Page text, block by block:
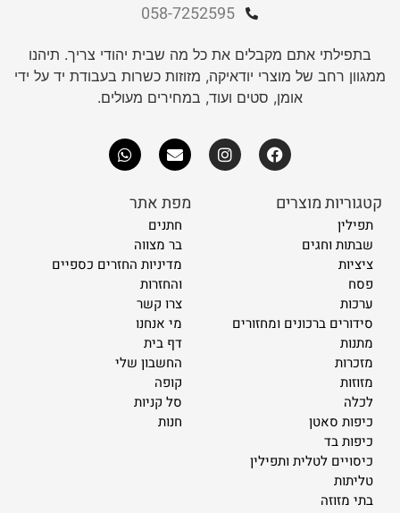
058-7252595
בתפילתי אתם מקבלים את כל מה שבית יהודי צריך. תיהנו
ממגוון רחב של מוצרי יודאיקה, מזוזות כשרות בעבודת יד על ידי
אומן, סטים ועוד, במחירים מעולים.
קטגוריות מוצרים
תפילין
שבתות וחגים
ציציות
פסח
ערכות
סידורים ברכונים ומחזורים
מתנות
מזכרות
מזוזות
לכלה
כיפות סאטן
כיפות בד
כיסויים לטלית ותפילין
טליתות
בתי מזוזה
מפת אתר
חתנים
בר מצווה
מדיניות החזרים כספיים
והחזרות
צרו קשר
מי אנחנו
דף בית
החשבון שלי
קופה
סל קניות
חנות